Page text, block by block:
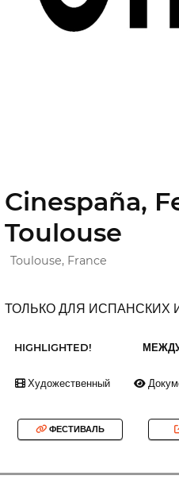
Cinespaña,
Toulouse
Toulouse, France
ТОЛЬКО ДЛЯ ИСПАНСКИХ
HIGHLIGHTED!
Художественный
ФЕСТИВАЛЬ